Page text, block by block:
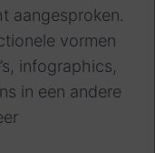
aangesproken.
vormen
infographics,
in een andere